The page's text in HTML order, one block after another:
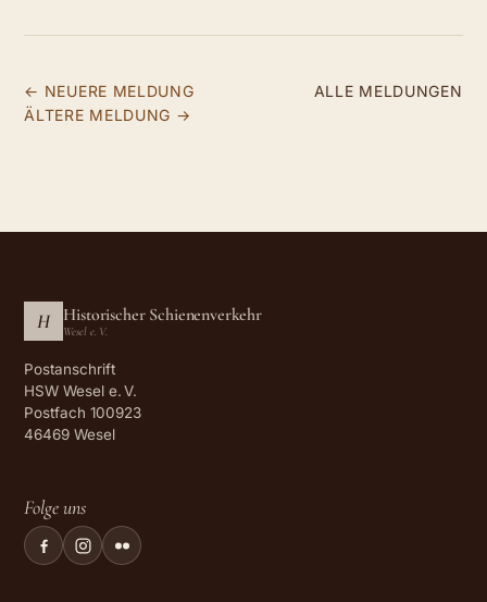
← NEUERE MELDUNG
ALLE MELDUNGEN
ÄLTERE MELDUNG →
H Historischer Schienenverkehr
Wesel e. V.
Postanschrift
HSW Wesel e. V.
Postfach 100923
46469 Wesel
Folge uns